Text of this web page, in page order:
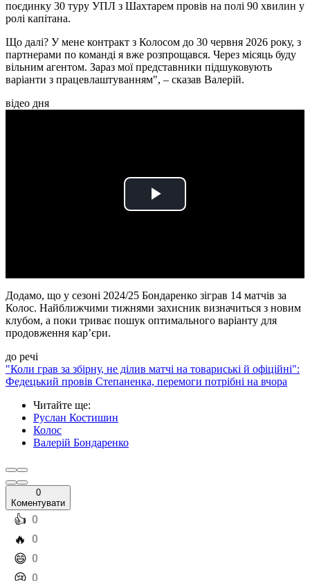
поєдинку 30 туру УПЛ з Шахтарем провів на полі 90 хвилин у
ролі капітана.
Що далі? У мене контракт з Колосом до 30 червня 2026 року, з
партнерами по команді я вже розпрощався. Через місяць буду
вільним агентом. Зараз мої представники підшуковують
варіанти з працевлаштуванням", – сказав Валерій.
відео дня
Play
Додамо, що у сезоні 2024/25 Бондаренко зіграв 14 матчів за
Колос. Найближчими тижнями захисник визначиться з новим
клубом, а поки триває пошук оптимального варіанту для
продовження кар’єри.
до речі
"Коли грав за збірну, не ділив матчі на товариські й офіційні":
Федецький провів Степаненка, перемоги потрібні на вчора
Читайте ще:
Руслан Костишин
Колос
Валерій Бондаренко
0
Коментувати
️👍 0
️🔥 0
️😄 0
0